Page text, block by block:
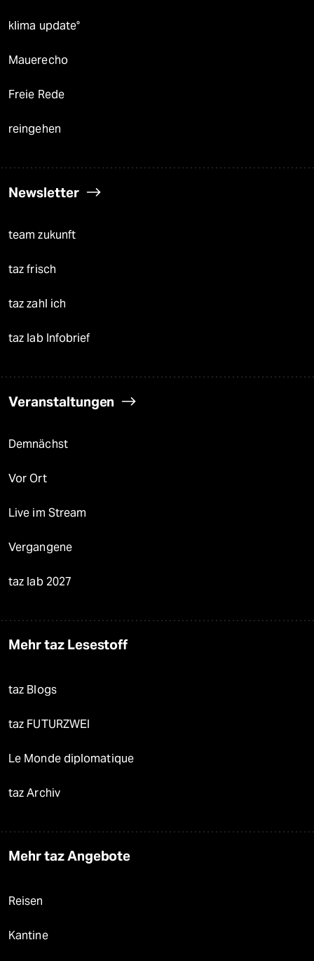
klima update°
Mauerecho
Freie Rede
reingehen
Newsletter
team zukunft
taz frisch
taz zahl ich
taz lab Infobrief
Veranstaltungen
Demnächst
Vor Ort
Live im Stream
Vergangene
taz lab 2027
Mehr taz Lesestoff
taz Blogs
taz FUTURZWEI
Le Monde diplomatique
taz Archiv
Mehr taz Angebote
Reisen
Kantine